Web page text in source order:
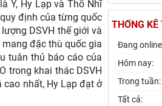
Ý, Hy Lạp và Thổ Nhĩ
định của từng quốc
DSVH thế giới và
đặc thù quốc gia
tuân thủ báo cáo của
trong khai thác DSVH
cao nhất, Hy Lạp đạt ở
THỐNG KÊ
Đang
Hôm nay:
Trong tuần:
Tất cả: